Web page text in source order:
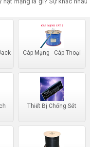
Cáp Mạng - Cáp Thoại
Thiết Bị Chống Sét